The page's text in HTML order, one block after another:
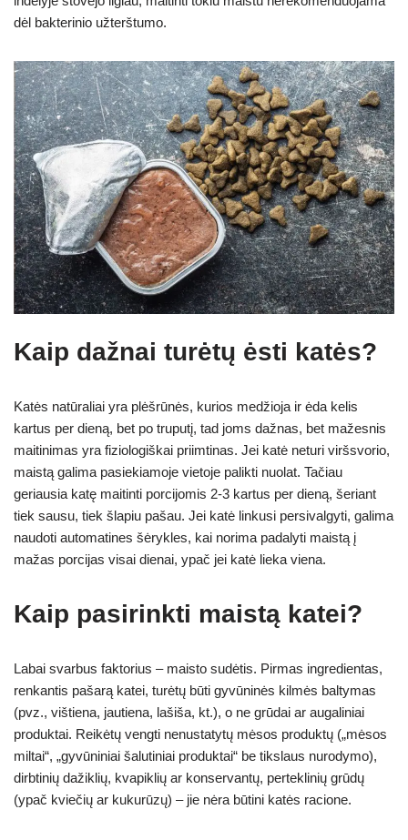
dėl bakterinio užterštumo.
Kaip dažnai turėtų ėsti katės?
Katės natūraliai yra plėšrūnės, kurios medžioja ir ėda kelis
kartus per dieną, bet po truputį, tad joms dažnas, bet mažesnis
maitinimas yra fiziologiškai priimtinas. Jei katė neturi viršsvorio,
maistą galima pasiekiamoje vietoje palikti nuolat. Tačiau
geriausia katę maitinti porcijomis 2-3 kartus per dieną, šeriant
tiek sausu, tiek šlapiu pašau. Jei katė linkusi persivalgyti, galima
naudoti automatines šėrykles, kai norima padalyti maistą į
mažas porcijas visai dienai, ypač jei katė lieka viena.
Kaip pasirinkti maistą katei?
Labai svarbus faktorius – maisto sudėtis. Pirmas ingredientas,
renkantis pašarą katei, turėtų būti gyvūninės kilmės baltymas
(pvz., vištiena, jautiena, lašiša, kt.), o ne grūdai ar augaliniai
produktai. Reikėtų vengti nenustatytų mėsos produktų („mėsos
miltai“, „gyvūniniai šalutiniai produktai“ be tikslaus nurodymo),
dirbtinių dažiklių, kvapiklių ar konservantų, perteklinių grūdų
(ypač kviečių ar kukurūzų) – jie nėra būtini katės racione.